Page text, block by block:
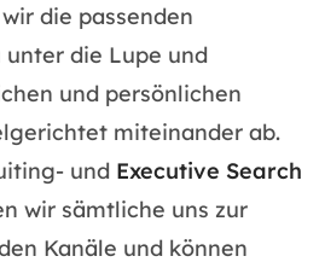
die passenden
die Lupe und
und persönlichen
miteinander ab.
und Executive Search
wir sämtliche uns zur
Kanäle und können